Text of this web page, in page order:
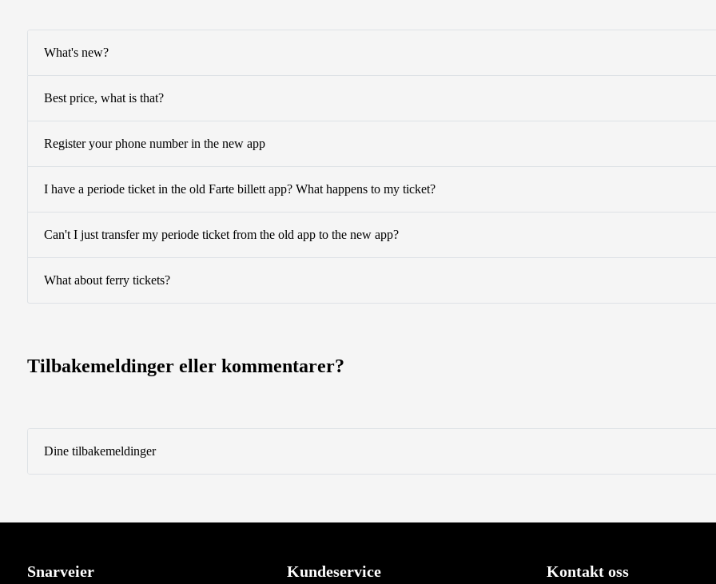
What's new?
Best price, what is that?
Register your phone number in the new app
I have a periode ticket in the old Farte billett app? What happens to my ticket?
Can't I just transfer my periode ticket from the old app to the new app?
What about ferry tickets?
Tilbakemeldinger eller kommentarer?
Dine tilbakemeldinger
Snarveier Kundeservice Kontakt oss